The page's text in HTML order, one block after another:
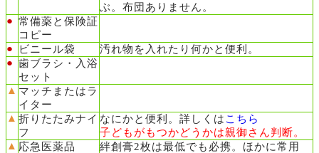
ぶ。布団ありません。
● 常備薬と保険証
コピー
●
ビニール袋
汚れ物を入れたり何かと便利。
● 歯ブラシ・入浴
セット
▲ マッチまたはラ
イター
▲ 折りたたみナイ
フ
なにかと便利。詳しくは こちら
子どもがもつかどうかは親御さん判断。
▲ 応急医薬品
絆創膏2枚は最低でも必携。ほかに常用